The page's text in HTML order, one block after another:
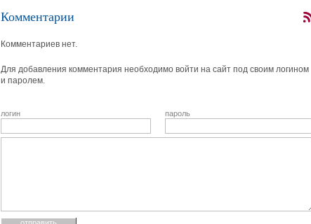
Комментарии
Комментариев нет.
Для добавления комментария необходимо войти на сайт под своим логином
и паролем.
логин пароль